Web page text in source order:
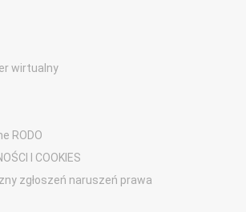
wirtualny
RODO
I COOKIES
zgłoszeń naruszeń prawa